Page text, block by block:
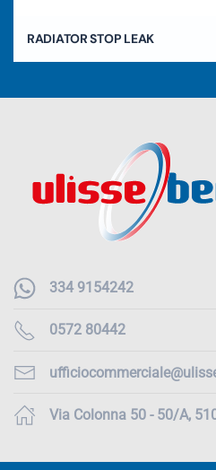
RADIATOR STOP LEAK
334 9154242
0572 80442
Via Colonna 50 - 50/A,